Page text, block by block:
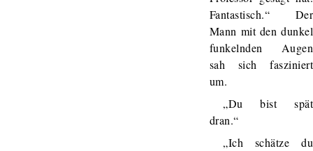
Fantastisch.“ Der
Mann mit den dunkel
funkelnden Augen
sah sich fasziniert
um.
„Du bist spät
dran.“
„Ich schätze du